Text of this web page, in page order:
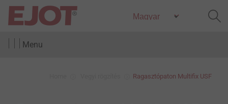
Menu
Ragasztópaton Multifix USF